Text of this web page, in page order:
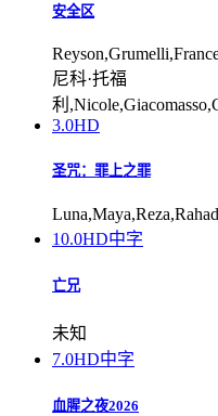
安全区
尼科·托福
利
3.0HD
圣咒：罪上之罪
10.0HD中字
亡兄
未知
7.0HD中字
血腥之夜2026